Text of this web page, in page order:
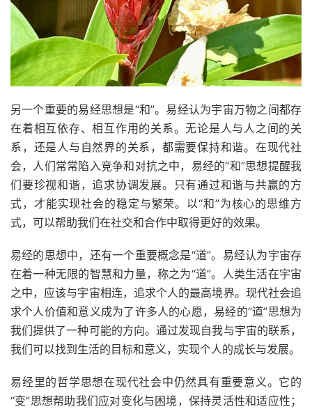
另一个重要的易经思想是“和”。易经认为宇宙万物之间都存
在着相互依存、相互作用的关系。无论是人与人之间的关
系，还是人与自然界的关系，都需要保持和谐。在现代社
会，人们常常陷入竞争和对抗之中，易经的“和”思想提醒我
们要珍视和谐，追求协调发展。只有通过和谐与共赢的方
式，才能实现社会的稳定与繁荣。以“和”为核心的思维方
式，可以帮助我们在社交和合作中取得更好的效果。
易经的思想中，还有一个重要概念是“道”。易经认为宇宙存
在着一种无限的智慧和力量，称之为“道”。人类生活在宇宙
之中，应该与宇宙相连，追求个人的最高境界。现代社会追
求个人价值和意义成为了许多人的心愿，易经的“道”思想为
我们提供了一种可能的方向。通过发现自我与宇宙的联系，
我们可以找到生活的目标和意义，实现个人的成长与发展。
易经里的哲学思想在现代社会中仍然具有重要意义。它的
“变”思想帮助我们应对变化与困境，保持灵活性和适应性；